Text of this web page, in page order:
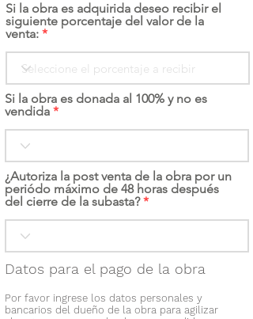
Si la obra es adquirida deseo recibir el
siguiente porcentaje del valor de la
venta:
Si la obra es donada al 100% y no es
vendida
¿Autoriza la post venta de la obra por un
periódo máximo de 48 horas después
del cierre de la subasta?
Datos para el pago de la obra
Por favor ingrese los datos personales y
bancarios del dueño de la obra para agilizar